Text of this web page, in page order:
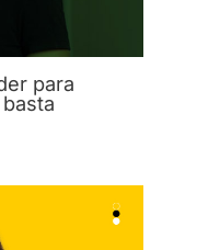
para